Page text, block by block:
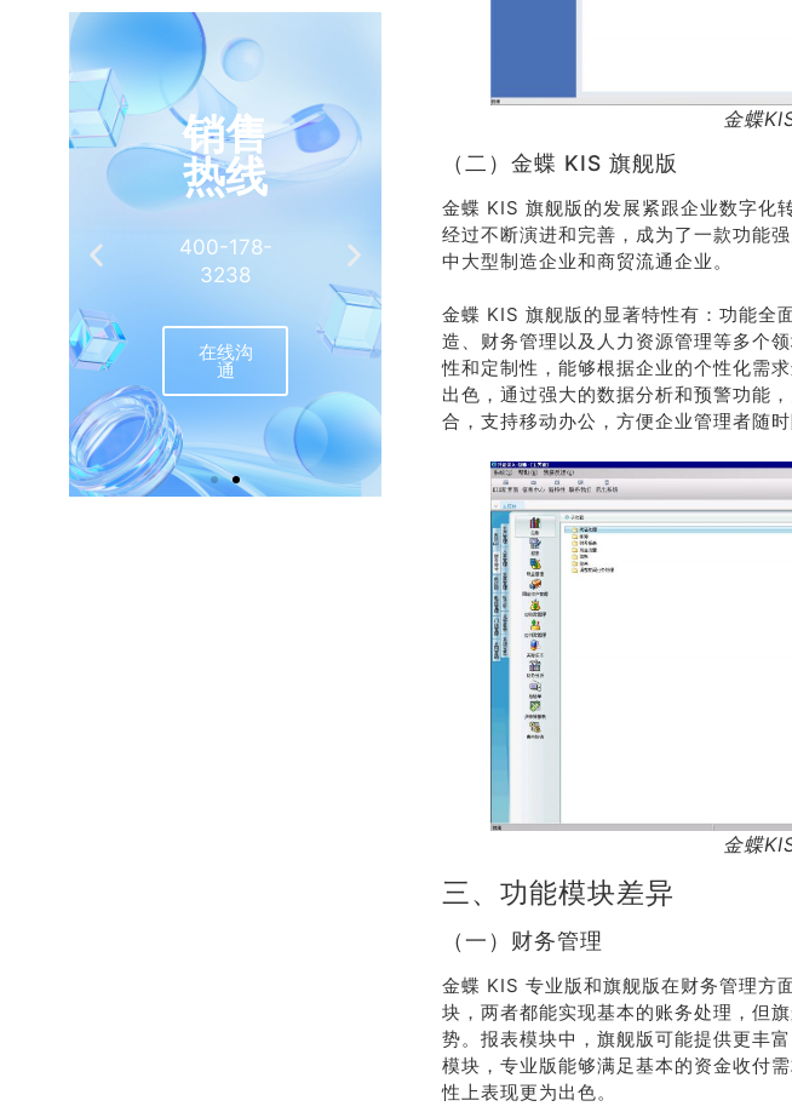
销售
热线
400-178-
3238
在线沟
通
有礼
介绍客户豪礼
相送
联系我
们
金蝶
（二）金蝶 KIS 旗舰版
金蝶 KIS 旗舰版的发展紧跟企业数字化
经过不断演进和完善，成为了一款功能
中大型制造企业和商贸流通企业。
金蝶 KIS 旗舰版的显著特性有：功能全
造、财务管理以及人力资源管理等多个
性和定制性，能够根据企业的个性化需
出色，通过强大的数据分析和预警功能
合，支持移动办公，方便企业管理者随
金蝶
三、功能模块差异
（一）财务管理
金蝶 KIS 专业版和旗舰版在财务管理方
块，两者都能实现基本的账务处理，但
势。报表模块中，旗舰版可能提供更丰
模块，专业版能够满足基本的资金收付
性上表现更为出色。